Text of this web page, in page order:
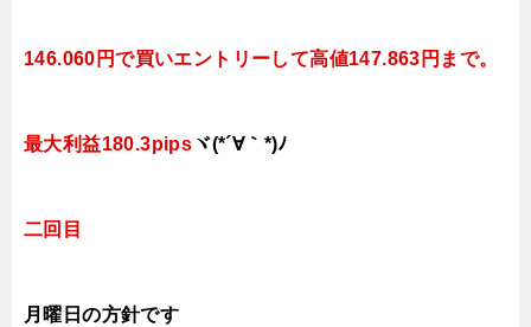
146.060円で買いエントリーして高値147.863円まで。
最大利益180.3pips ヾ(*´∀｀*)ﾉ
二回目
月曜日の方針です